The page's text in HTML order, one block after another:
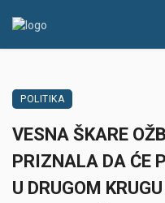
POLITIKA
VESNA ŠKARE
PRIZNALA DA ĆE
U DRUGOM